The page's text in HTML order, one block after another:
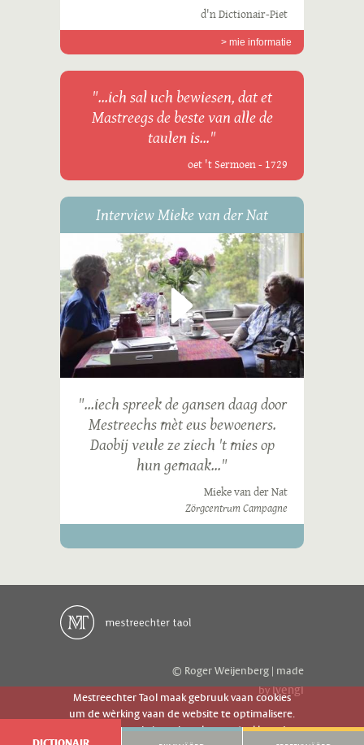
d'n Dictionair-Piet
> mie informatie
"...ich sal uch bewiesen, dat et
Mastreegs de beste van alle de
taulen is..."
oet 't Sermoen - 1729
Interview Mieke van der Nat
"...iech spreek de gansen daag door
Mestreechs mèt eus bewoeners.
Daobij veule ze ziech 't mies op
hun gemaak..."
Mieke van der Nat
Zörgcentrum Campagne
© Roger Weijenberg | made
byivengi
Mestreechter Taol maak gebruuk vaan cookies
um de wèrking vaan de website te optimalisere.
Es geer de website gebruuk gaot g'r akkoord